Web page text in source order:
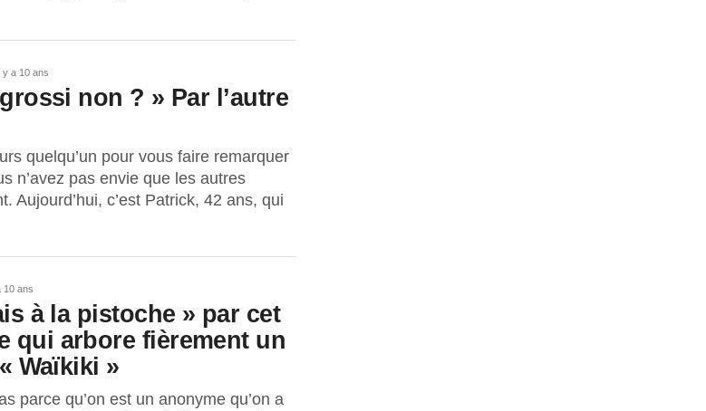
Il y a 10 ans
grossi non ? » Par l’autre
quelqu’un pour vous faire remarquer
n’avez pas envie que les autres
Aujourd’hui, c’est Patrick, 42 ans, qui
10 ans
à la pistoche » par cet
qui arbore fièrement un
Waïkiki »
parce qu’on est un anonyme qu’on a